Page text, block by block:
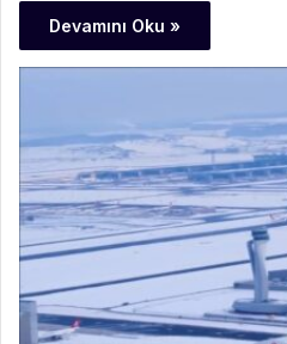
Devamını Oku »